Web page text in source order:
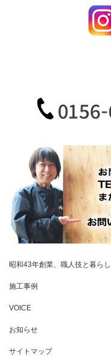
昭和43年創業、職人技と暮ら
施工事例
VOICE
お知らせ
サイトマップ